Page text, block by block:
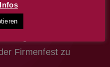
Firmenfest zu